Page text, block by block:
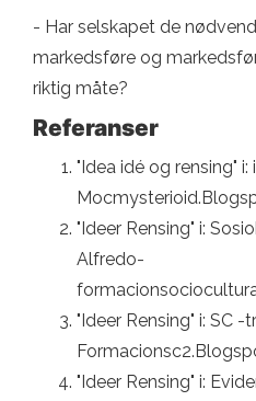
- Har selskapet de
markedsføre og
riktig måte?
Referanser
"Idea idé og rensing" i:
"Ideer Rensing" i:
Alfredo-
"Ideer Rensing" i: SC -
"Ideer Rensing" i: